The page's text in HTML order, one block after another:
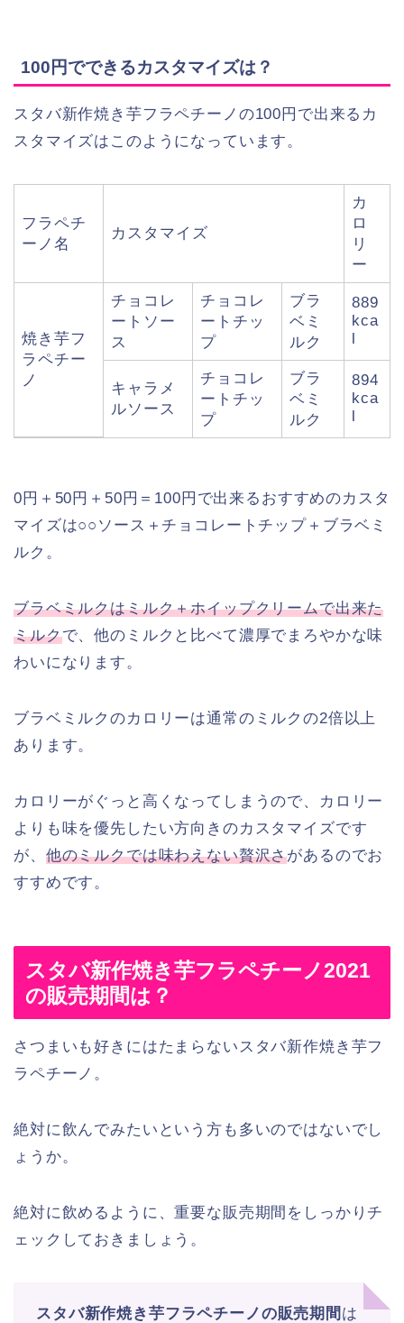
100円でできるカスタマイズは？
スタバ新作焼き芋フラペチーノの100円で出来るカ
スタマイズはこのようになっています。
フラペチ
ーノ名
カスタマイズ
カ
ロ
リ
ー
焼き芋フ
ラペチー
ノ
チョコレ
ートソー
ス
チョコレ
ートチッ
プ
ブラ
ベミ
ルク
889
kca
キャラメ
ルソース
チョコレ
ートチッ
プ
ブラ
ベミ
ルク
894
kca
0円＋50円＋50円＝100円で出来るおすすめのカスタ
マイズは○○ソース＋チョコレートチップ＋ブラベミ
ルク。
ブラベミルクはミルク＋ホイップクリームで出来た
ミルクで、他のミルクと比べて濃厚でまろやかな味
わいになります。
ブラベミルクのカロリーは通常のミルクの2倍以上
あります。
カロリーがぐっと高くなってしまうので、カロリー
よりも味を優先したい方向きのカスタマイズです
が、 他のミルクでは味わえない贅沢さがあるのでお
すすめです。
スタバ新作焼き芋フラペチーノ2021
の販売期間は？
さつまいも好きにはたまらないスタバ新作焼き芋フ
ラペチーノ。
絶対に飲んでみたいという方も多いのではないでし
ょうか。
絶対に飲めるように、重要な販売期間をしっかりチ
ェックしておきましょう。
スタバ新作焼き芋フラペチーノの販売期間 は